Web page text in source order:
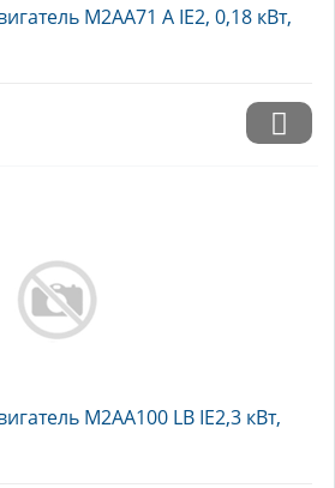
M2AA71 A IE2, 0,18 кВт,
M2AA100 LB IE2,3 кВт,